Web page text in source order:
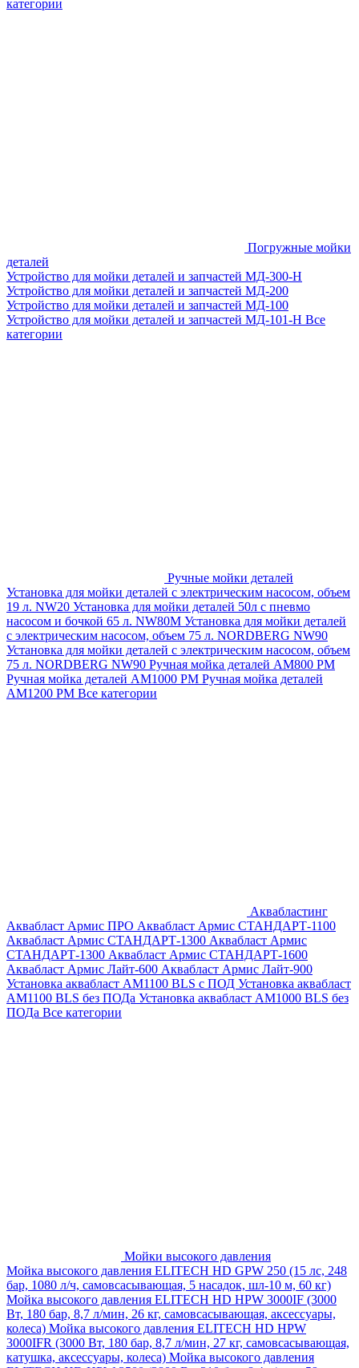
категории
Погружные мойки
деталей
Устройство для мойки деталей и запчастей МД-300-H
Устройство для мойки деталей и запчастей МД-200
Устройство для мойки деталей и запчастей МД-100
Устройство для мойки деталей и запчастей МД-101-Н Все
категории
Ручные мойки деталей
Установка для мойки деталей с электрическим насосом, объем
19 л. NW20 Установка для мойки деталей 50л с пневмо
насосом и бочкой 65 л. NW80M Установка для мойки деталей
с электрическим насосом, объем 75 л. NORDBERG NW90
Установка для мойки деталей с электрическим насосом, объем
75 л. NORDBERG NW90 Ручная мойка деталей АМ800 РМ
Ручная мойка деталей АМ1000 РМ Ручная мойка деталей
АМ1200 РМ Все категории
Аквабластинг
Аквабласт Армис ПРО Аквабласт Армис СТАНДАРТ-1100
Аквабласт Армис СТАНДАРТ-1300 Аквабласт Армис
СТАНДАРТ-1300 Аквабласт Армис СТАНДАРТ-1600
Аквабласт Армис Лайт-600 Аквабласт Армис Лайт-900
Установка аквабласт AM1100 BLS с ПОД Установка аквабласт
AM1100 BLS без ПОДа Установка аквабласт AM1000 BLS без
ПОДа Все категории
Мойки высокого давления
Мойка высокого давления ELITECH HD GPW 250 (15 лс, 248
бар, 1080 л/ч, самовсасывающая, 5 насадок, шл-10 м, 60 кг)
Мойка высокого давления ELITECH HD HPW 3000IF (3000
Вт, 180 бар, 8,7 л/мин, 26 кг, самовсасывающая, аксессуары,
колеса) Мойка высокого давления ELITECH HD HPW
3000IFR (3000 Вт, 180 бар, 8,7 л/мин, 27 кг, самовсасывающая,
катушка, аксессуары, колеса) Мойка высокого давления